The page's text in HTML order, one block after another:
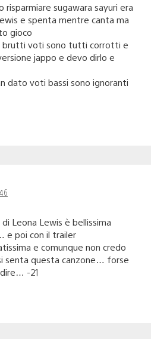
risparmiare sugawara sayuri era
e spenta mentre canta ma
gioco
brutti voti sono tutti corrotti e
jappo e devo dirlo e
dato voti bassi sono ignoranti
Leona Lewis è bellissima
e poi con il trailer
e comunque non credo
senta questa canzone… forse
-21